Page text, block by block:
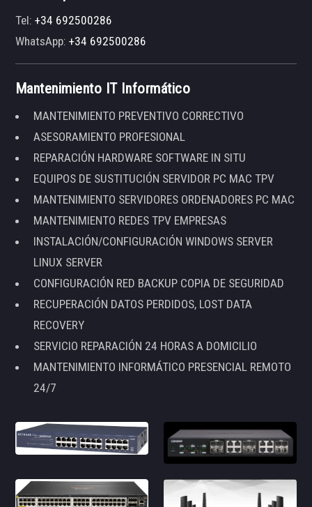
Tel:+34 692500286
WhatsApp:+34 692500286
Mantenimiento IT Informático
MANTENIMIENTO PREVENTIVO CORRECTIVO
ASESORAMIENTO PROFESIONAL
REPARACIÓN HARDWARE SOFTWARE IN SITU
EQUIPOS DE SUSTITUCIÓN SERVIDOR PC MAC TPV
MANTENIMIENTO SERVIDORES ORDENADORES PC MAC
MANTENIMIENTO REDES TPV EMPRESAS
INSTALACIÓN/CONFIGURACIÓN WINDOWS SERVER
LINUX SERVER
CONFIGURACIÓN RED BACKUP COPIA DE SEGURIDAD
RECUPERACIÓN DATOS PERDIDOS, LOST DATA
RECOVERY
SERVICIO REPARACIÓN 24 HORAS A DOMICILIO
MANTENIMIENTO INFORMÁTICO PRESENCIAL REMOTO
24/7